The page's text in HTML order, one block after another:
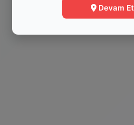
Bilgi
Devam Et